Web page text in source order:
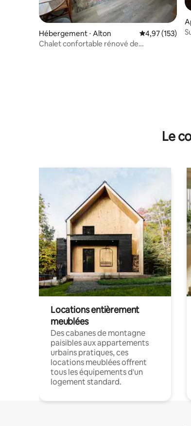
Hébergement ⋅ Alton Évaluation
4,97 (153)
Chalet confortable rénové de
Le
Locations entièrement
meublées
Des cabanes de montagne
paisibles aux appartements
urbains pratiques, ces
locations meublées offrent
tous les équipements d'un
logement standard.